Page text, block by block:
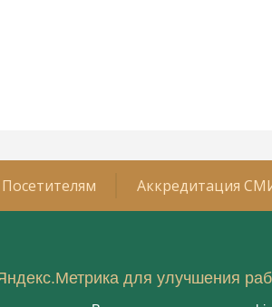
Посетителям Аккредитация
Организатор:
для улучшения